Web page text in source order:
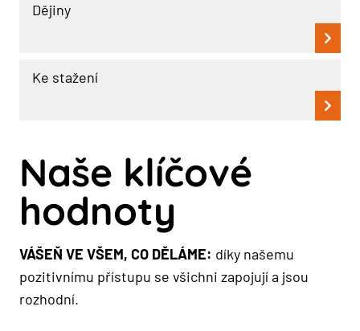
Dějiny
Ke stažení
Naše klíčové
hodnoty
VÁŠEŇ VE VŠEM, CO DĚLÁME: díky našemu
pozitivnímu přístupu se všichni zapojují a jsou
rozhodní.